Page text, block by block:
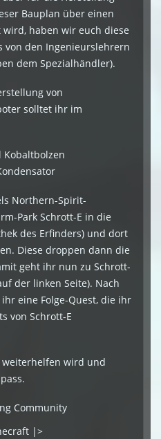
Bauplan über einen
wird, haben wir euch diese
von den Ingenieurslehrern
dem Spezialhändler).
von
solltet ihr im
Kobaltbolzen
Northern-Spirit-
Park Schrott-E in die
des Erfinders) und dort
Diese droppen dann die
geht ihr nun zu Schrott-
der linken Seite). Nach
eine Folge-Quest, die ihr
von Schrott-E
weiterhelfen wird und
Community
|>